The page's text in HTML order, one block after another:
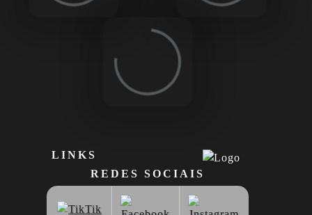
Loading...
LINKS
REDES SOCIAIS